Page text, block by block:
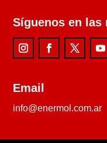
Síguenos en las
Email
info@enermol.com.ar